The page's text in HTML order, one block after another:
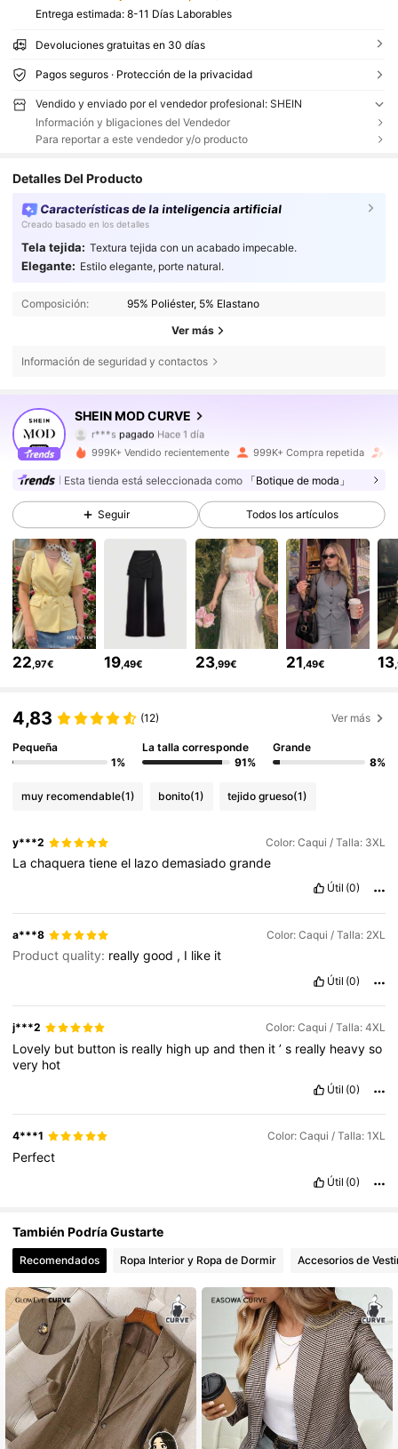
Entrega estimada: 8-11 Días Laborables
Devoluciones gratuitas en 30 días
Pagos seguros · Protección de la privacidad
Vendido y enviado por el vendedor profesional: SHEIN
Información y bligaciones del Vendedor
Para reportar a este vendedor y/o producto
Detalles Del Producto
Características de la inteligencia artificial
Creado basado en los detalles
Tela tejida: Textura tejida con un acabado impecable.
Elegante: Estilo elegante, porte natural.
Composición: 95% Poliéster, 5% Elastano
Ver más
Información de seguridad y contactos
SHEIN MOD CURVE
r***spagadoHace 1 día
m***nseguido hace Hace 30 minutos
4,77 695K Seguidores
4,77 695K Seguidores
4,77
4,77 695K Seguidores
4,77
999K+ Vendido recientemente 999K+ Compra repetida
Esta tienda está seleccionada como 「Botique de moda」
Seguir Todos los artículos
22 ,97€ 19 ,49€ 23,99€ 21 ,49€ 13
4,83 (12) Ver más
Pequeña
1%
La talla corresponde
91%
Grande
8%
muy recomendable(1) bonito(1) tejido grueso(1)
y***2 Color: Caqui / Talla: 3XL
Lachaqueratieneel lazodemasiadogrande
Útil (0)
a***8 Color: Caqui / Talla: 2XL
Product quality: reallygood , I like it
Útil (0)
j***2 Color: Caqui / Talla: 4XL
Lovely but button is really high upandthen it’s really heavyso
very hot
Útil (0)
4***1 Color: Caqui / Talla: 1XL
Perfect
Útil (0)
También Podría Gustarte
Recomendados Ropa Interior y Ropa de Dormir Accesorios de